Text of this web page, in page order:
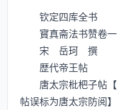
钦定四库全书
寳真斋法书赞卷一
宋 岳珂 撰
歴代帝王帖
唐太宗枇杷子帖【
帖误标为唐太宗防阅】